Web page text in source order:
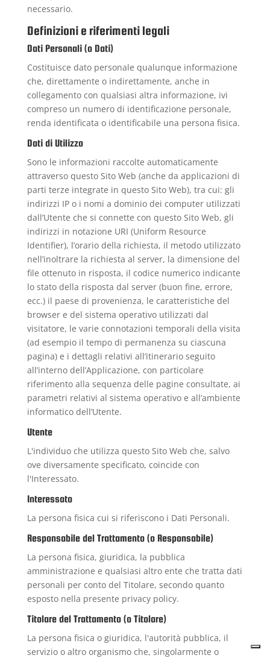
necessario.
Definizioni e riferimenti legali
Dati Personali (o Dati)
Costituisce dato personale qualunque informazione
che, direttamente o indirettamente, anche in
collegamento con qualsiasi altra informazione, ivi
compreso un numero di identificazione personale,
renda identificata o identificabile una persona fisica.
Dati di Utilizzo
Sono le informazioni raccolte automaticamente
attraverso questo Sito Web (anche da applicazioni di
parti terze integrate in questo Sito Web), tra cui: gli
indirizzi IP o i nomi a dominio dei computer utilizzati
dall’Utente che si connette con questo Sito Web, gli
indirizzi in notazione URI (Uniform Resource
Identifier), l’orario della richiesta, il metodo utilizzato
nell’inoltrare la richiesta al server, la dimensione del
file ottenuto in risposta, il codice numerico indicante
lo stato della risposta dal server (buon fine, errore,
ecc.) il paese di provenienza, le caratteristiche del
browser e del sistema operativo utilizzati dal
visitatore, le varie connotazioni temporali della visita
(ad esempio il tempo di permanenza su ciascuna
pagina) e i dettagli relativi all’itinerario seguito
all’interno dell’Applicazione, con particolare
riferimento alla sequenza delle pagine consultate, ai
parametri relativi al sistema operativo e all’ambiente
informatico dell’Utente.
Utente
L'individuo che utilizza questo Sito Web che, salvo
ove diversamente specificato, coincide con
l'Interessato.
Interessato
La persona fisica cui si riferiscono i Dati Personali.
Responsabile del Trattamento (o Responsabile)
La persona fisica, giuridica, la pubblica
amministrazione e qualsiasi altro ente che tratta dati
personali per conto del Titolare, secondo quanto
esposto nella presente privacy policy.
Titolare del Trattamento (o Titolare)
La persona fisica o giuridica, l'autorità pubblica, il
servizio o altro organismo che, singolarmente o